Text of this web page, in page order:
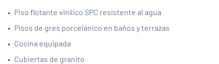
• Piso flotante vinílico SPC resistente al agua
• Pisos de gres porcelánico en baños y terrazas
• Cocina equipada
• Cubiertas de granito